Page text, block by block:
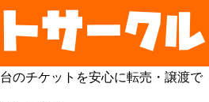
のチケットを安心に転売・譲渡で